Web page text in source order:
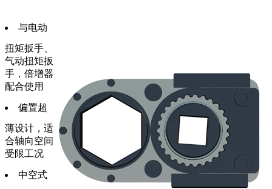
与电动
扭矩扳手、
气动扭矩扳
手，倍增器
配合使用
偏置超
薄设计，适
合轴向空间
受限工况
中空式